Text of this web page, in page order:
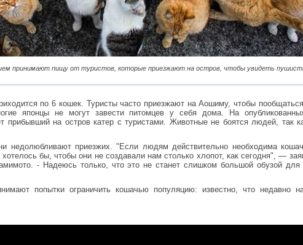
принимают пищу от туристов, которые приезжают на остров, чтобы увидеть
по 6 кошек. Туристы часто приезжают на Аошиму, чтобы
японцы не могут завести питомцев у себя дома. На
прибывший на остров катер с туристами. Животные не боятся людей, так
недолюбливают приезжих. "Если людям действительно необходима
бы, чтобы они не создавали нам столько хлопот, как сегодня", —
- Надеюсь только, что это не станет слишком большой обузой
попытки ограничить кошачью популяцию: известно, что недавно